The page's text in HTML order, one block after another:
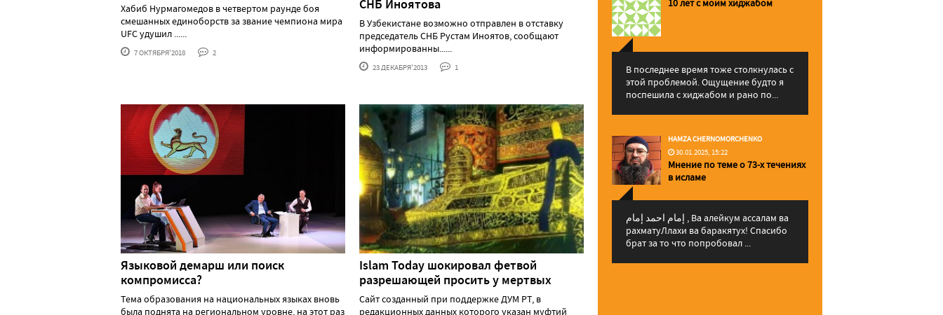
Хабиб Нурмагомедов в четвертом раунде боя
смешанных единоборств за звание чемпиона мира
UFC удушил ......
7 ОКТЯБРЯ'2018 2
СНБ Иноятова
В Узбекистане возможно отправлен в отставку
председатель СНБ Рустам Иноятов, сообщают
информированны......
23 ДЕКАБРЯ'2013 1
Языковой демарш или поиск
компромисса?
Тема образования на национальных языках вновь
была поднята на региональном уровне, на этот раз
Islam Today шокировал фетвой
разрешающей просить у мертвых
Сайт созданный при поддержке ДУМ РТ, в
редакционных данных которого указан муфтий
10 лет с моим хиджабом
В последнее время тоже столкнулась с
этой проблемой. Ощущение будто я
поспешила с хиджабом и рано по...
HAMZA CHERNOMORCHENKO
30.01.2025, 15:22
Мнение по теме о 73-х течениях
в исламе
إمام احمد إمام , Ва алейкум ассалам ва
рахматуЛлахи ва баракятух! Спасибо
брат за то что попробовал ...